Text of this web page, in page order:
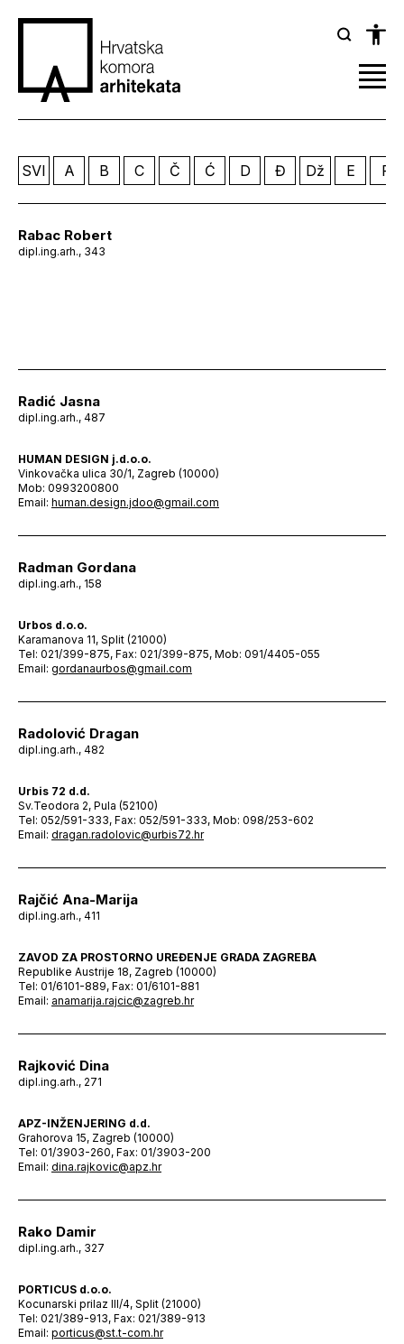
SVI A B C Č Ć D Đ Dž E F
Rabac Robert
dipl.ing.arh., 343
Radić Jasna
dipl.ing.arh., 487
HUMAN DESIGN j.d.o.o.
Vinkovačka ulica 30/1, Zagreb (10000)
Mob: 0993200800
Email: human.design.jdoo@gmail.com
Radman Gordana
dipl.ing.arh., 158
Urbos d.o.o.
Karamanova 11, Split (21000)
Tel: 021/399-875, Fax: 021/399-875, Mob: 091/4405-055
Email: gordanaurbos@gmail.com
Radolović Dragan
dipl.ing.arh., 482
Urbis 72 d.d.
Sv.Teodora 2, Pula (52100)
Tel: 052/591-333, Fax: 052/591-333, Mob: 098/253-602
Email: dragan.radolovic@urbis72.hr
Rajčić Ana-Marija
dipl.ing.arh., 411
ZAVOD ZA PROSTORNO UREĐENJE GRADA ZAGREBA
Republike Austrije 18, Zagreb (10000)
Tel: 01/6101-889, Fax: 01/6101-881
Email: anamarija.rajcic@zagreb.hr
Rajković Dina
dipl.ing.arh., 271
APZ-INŽENJERING d.d.
Grahorova 15, Zagreb (10000)
Tel: 01/3903-260, Fax: 01/3903-200
Email: dina.rajkovic@apz.hr
Rako Damir
dipl.ing.arh., 327
PORTICUS d.o.o.
Kocunarski prilaz III/4, Split (21000)
Tel: 021/389-913, Fax: 021/389-913
Email: porticus@st.t-com.hr